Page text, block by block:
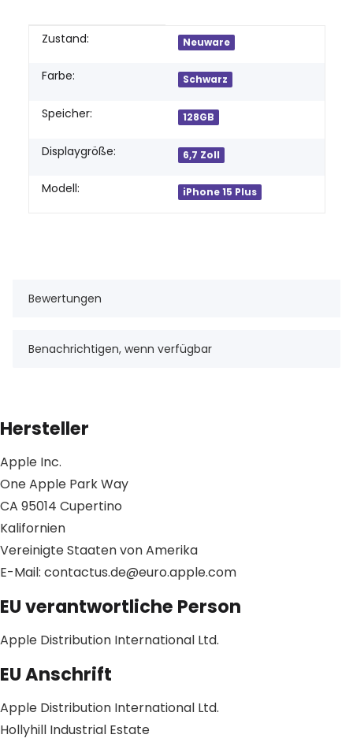
Produkteigenschaft
Wert
Zustand: Neuware
Farbe: Schwarz
Speicher: 128GB
Displaygröße: 6,7 Zoll
Modell: iPhone 15 Plus
Bewertungen
Benachrichtigen, wenn verfügbar
Hersteller
Apple Inc.
One Apple Park Way
CA 95014 Cupertino
Kalifornien
Vereinigte Staaten von Amerika
E-Mail: contactus.de@euro.apple.com
EU verantwortliche Person
Apple Distribution International Ltd.
EU Anschrift
Apple Distribution International Ltd.
Hollyhill Industrial Estate